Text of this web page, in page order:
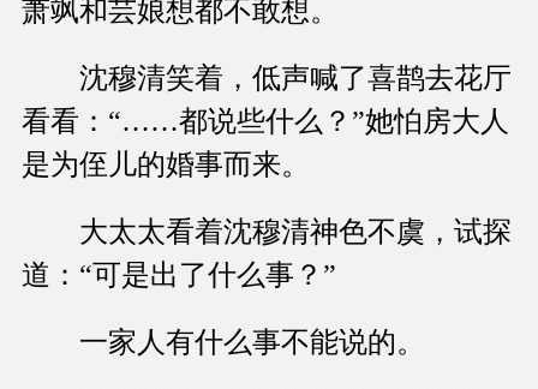
萧飒和芸娘想都不敢想。
沈穆清笑着，低声喊了喜鹊去花厅
看看：“……都说些什么？”她怕房大人
是为侄儿的婚事而来。
大太太看着沈穆清神色不虞，试探
道：“可是出了什么事？”
一家人有什么事不能说的。